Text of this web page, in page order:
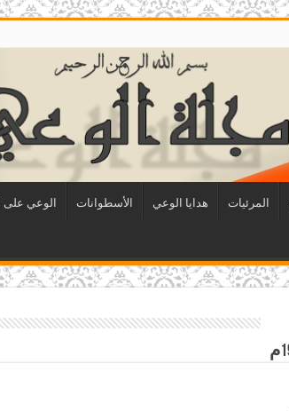
المرئيات هدايا الوعي الأسطوانات الوعي على